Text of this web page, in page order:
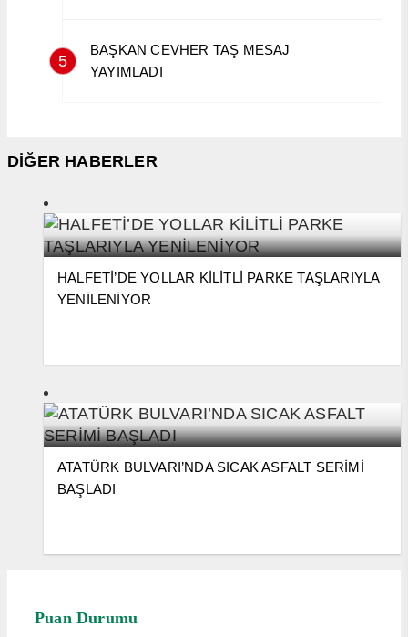
5
BAŞKAN CEVHER TAŞ MESAJ
YAYIMLADI
DİĞER HABERLER
HALFETİ’DE YOLLAR KİLİTLİ PARKE TAŞLARIYLA
YENİLENİYOR
ATATÜRK BULVARI’NDA SICAK ASFALT SERİMİ
BAŞLADI
Puan Durumu